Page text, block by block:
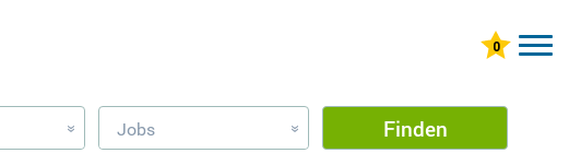
» Jobs » Finden